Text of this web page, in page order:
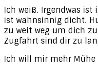
Ich weiß. Irgendwas
ist wahnsinnig dicht.
zu weit weg um dich
Zugfahrt sind dir zu
Ich will mir mehr